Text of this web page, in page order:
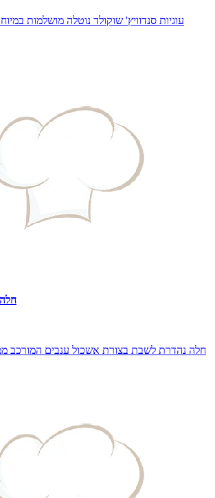
עוגיות סנדוויץ' שוקולד נוטלה מושלמות
חלה נהדרת לשבת בצורת אשכול ענבים המורכב